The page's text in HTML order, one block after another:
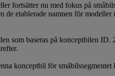
fortsätter nu med fokus på
de etablerade namnen för
som baseras på konceptbilen
konceptbil för småbilssegmentet